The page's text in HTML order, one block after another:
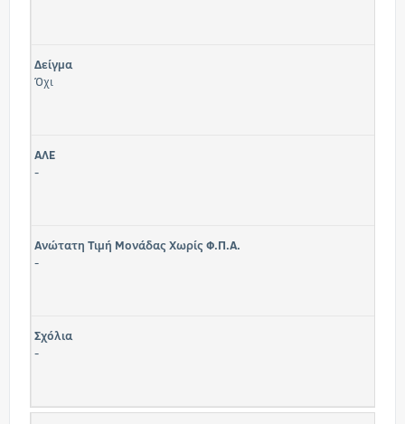
Δείγμα
Όχι
ΑΛΕ
-
Ανώτατη Τιμή Μονάδας Χωρίς Φ.Π.Α.
-
Σχόλια
-